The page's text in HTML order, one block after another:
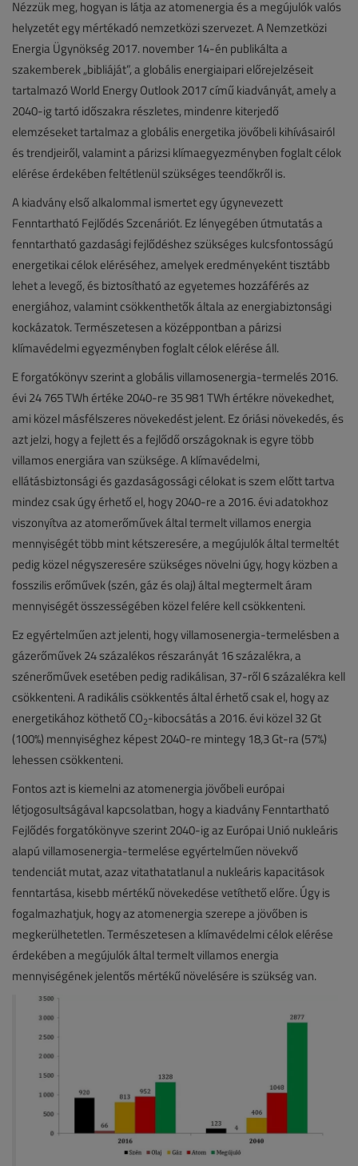
Nézzük meg, hogyan is látja az atomenergia és a megújulók valós
helyzetét egy mértékadó nemzetközi szervezet. A Nemzetközi
Energia Ügynökség 2017. november 14-én publikálta a
szakemberek „bibliáját”, a globális energiaipari előrejelzéseit
tartalmazó World Energy Outlook 2017 című kiadványát, amely a
2040-ig tartó időszakra részletes, mindenre kiterjedő
elemzéseket tartalmaz a globális energetika jövőbeli kihívásairól
és trendjeiről, valamint a párizsi klímaegyezményben foglalt célok
elérése érdekében feltétlenül szükséges teendőkről is.
A kiadvány első alkalommal ismertet egy úgynevezett
Fenntartható Fejlődés Szcenáriót. Ez lényegében útmutatás a
fenntartható gazdasági fejlődéshez szükséges kulcsfontosságú
energetikai célok eléréséhez, amelyek eredményeként tisztább
lehet a levegő, és biztosítható az egyetemes hozzáférés az
energiához, valamint csökkenthetők általa az energiabiztonsági
kockázatok. Természetesen a középpontban a párizsi
klímavédelmi egyezményben foglalt célok elérése áll.
E forgatókönyv szerint a globális villamosenergia-termelés 2016.
évi 24 765 TWh értéke 2040-re 35 981 TWh értékre növekedhet,
ami közel másfélszeres növekedést jelent. Ez óriási növekedés, és
azt jelzi, hogy a fejlett és a fejlődő országoknak is egyre több
villamos energiára van szüksége. A klímavédelmi,
ellátásbiztonsági és gazdaságossági célokat is szem előtt tartva
mindez csak úgy érhető el, hogy 2040-re a 2016. évi adatokhoz
viszonyítva az atomerőművek által termelt villamos energia
mennyiségét több mint kétszeresére, a megújulók által termeltét
pedig közel négyszeresére szükséges növelni úgy, hogy közben a
fosszilis erőművek (szén, gáz és olaj) által megtermelt áram
mennyiségét összességében közel felére kell csökkenteni.
Ez egyértelműen azt jelenti, hogy villamosenergia-termelésben a
gázerőművek 24 százalékos részarányát 16 százalékra, a
szénerőművek esetében pedig radikálisan, 37-ről 6 százalékra kell
csökkenteni. A radikális csökkentés által érhető csak el, hogy az
energetikához köthető CO2-kibocsátás a 2016. évi közel 32 Gt
(100%) mennyiséghez képest 2040-re mintegy 18,3 Gt-ra (57%)
lehessen csökkenteni.
Fontos azt is kiemelni az atomenergia jövőbeli európai
létjogosultságával kapcsolatban, hogy a kiadvány Fenntartható
Fejlődés forgatókönyve szerint 2040-ig az Európai Unió nukleáris
alapú villamosenergia-termelése egyértelműen növekvő
tendenciát mutat, azaz vitathatatlanul a nukleáris kapacitások
fenntartása, kisebb mértékű növekedése vetíthető előre. Úgy is
fogalmazhatjuk, hogy az atomenergia szerepe a jövőben is
megkerülhetetlen. Természetesen a klímavédelmi célok elérése
érdekében a megújulók által termelt villamos energia
mennyiségének jelentős mértékű növelésére is szükség van.